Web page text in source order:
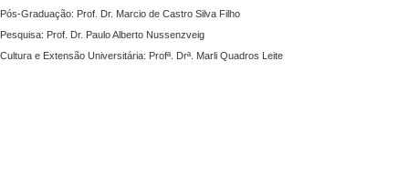
Pós-Graduação: Prof. Dr. Marcio de Castro Silva Filho
Pesquisa: Prof. Dr. Paulo Alberto Nussenzveig
Cultura e Extensão Universitária: Profª. Drª. Marli Quadros Leite